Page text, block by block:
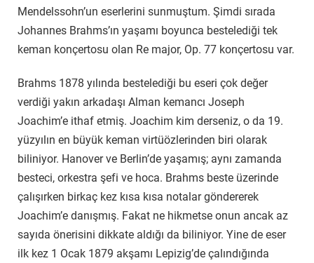
Mendelssohn’un eserlerini sunmuştum. Şimdi sırada
Johannes Brahms’ın yaşamı boyunca bestelediği tek
keman konçertosu olan Re major, Op. 77 konçertosu var.
Brahms 1878 yılında bestelediği bu eseri çok değer
verdiği yakın arkadaşı Alman kemancı Joseph
Joachim’e ithaf etmiş. Joachim kim derseniz, o da 19.
yüzyılın en büyük keman virtüözlerinden biri olarak
biliniyor. Hanover ve Berlin’de yaşamış; aynı zamanda
besteci, orkestra şefi ve hoca. Brahms beste üzerinde
çalışırken birkaç kez kısa kısa notalar göndererek
Joachim’e danışmış. Fakat ne hikmetse onun ancak az
sayıda önerisini dikkate aldığı da biliniyor. Yine de eser
ilk kez 1 Ocak 1879 akşamı Lepizig’de çalındığında